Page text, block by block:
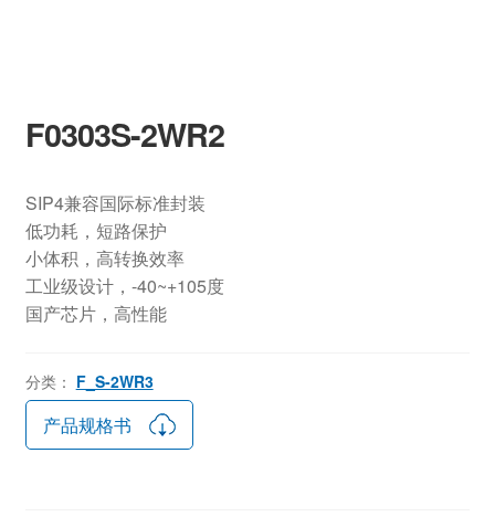
F0303S-2WR2
SIP4兼容国际标准封装
低功耗，短路保护
小体积，高转换效率
工业级设计，-40~+105度
国产芯片，高性能
分类： F_S-2WR3
产品规格书